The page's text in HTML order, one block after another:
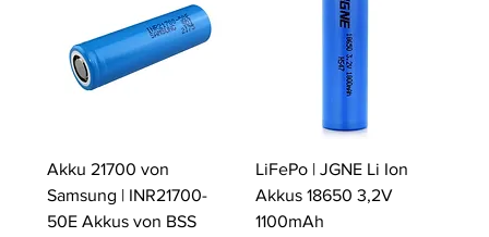
Akku 21700 von
Samsung | INR21700-
50E Akkus von BSS
LiFePo | JGNE Li Ion
Akkus 18650 3,2V
1100mAh